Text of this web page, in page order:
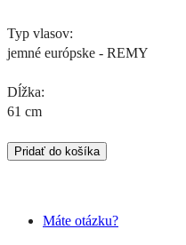
Typ vlasov:
jemné európske - REMY
Dĺžka:
61 cm
Pridať do košíka
Máte otázku?